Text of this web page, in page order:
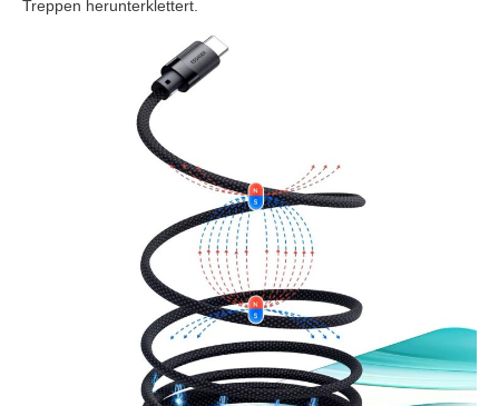
Treppen herunterklettert.